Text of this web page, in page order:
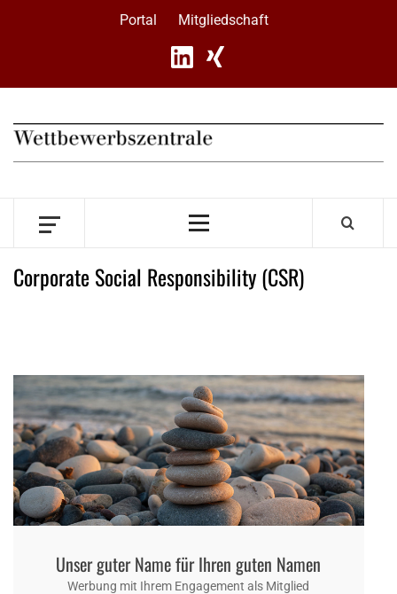
Portal Mitgliedschaft
Primary
Corporate Social Responsibility (CSR)
Unser guter Name für Ihren guten Namen
Werbung mit Ihrem Engagement als Mitglied